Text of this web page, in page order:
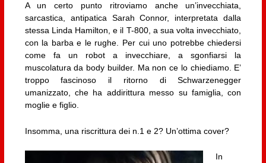
A un certo punto ritroviamo anche un’invecchiata,
sarcastica, antipatica Sarah Connor, interpretata dalla
stessa Linda Hamilton, e il T-800, a sua volta invecchiato,
con la barba e le rughe. Per cui uno potrebbe chiedersi
come fa un robot a invecchiare, a sgonfiarsi la
muscolatura da body builder. Ma non ce lo chiediamo. E’
troppo fascinoso il ritorno di Schwarzenegger
umanizzato, che ha addirittura messo su famiglia, con
moglie e figlio.
Insomma, una riscrittura dei n.1 e 2? Un’ottima cover?
In